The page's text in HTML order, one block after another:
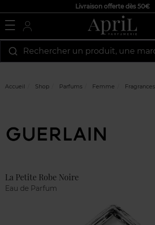
Livraison offerte dès 50€
Rechercher un produit, une
Accueil Shop Parfums Femme Fragrances
La Petite Robe Noire
Eau de Parfum